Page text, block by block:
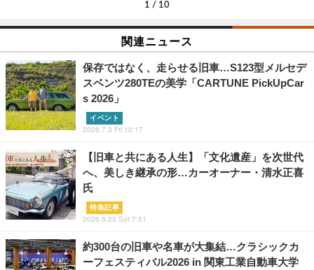
1 / 10
関連ニュース
保存ではなく、走らせる旧車…S123型メルセデ
スベンツ280TEの美学「CARTUNE PickUpCar
s 2026」
イベント
2026.7.3 Fri 10:17
【旧車と共にある人生】「文化遺産」を次世代
へ、美しき継承の形…カーオーナー・清水正喜
氏
特集記事
2026.5.23 Sat 7:51
約300台の旧車や名車が大集結…クラシックカ
ーフェスティバル2026 in 関東工業自動車大学